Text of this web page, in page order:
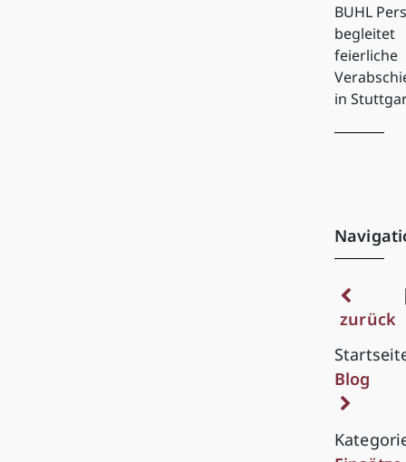
BUHL
begleitet
feierliche
in
zurück
Blog